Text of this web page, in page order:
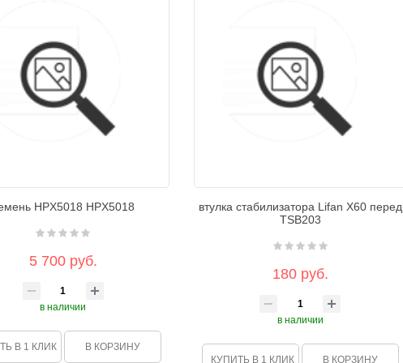
HPX5018 HPX5018
5 700 руб.
в наличии
В 1 КЛИК В КОРЗИНУ
втулка стабилизатора Lifan X60 перед
TSB203
180 руб.
в наличии
КУПИТЬ В 1 КЛИК В КОРЗИНУ